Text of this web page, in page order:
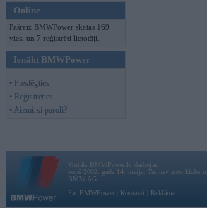
Online
Pašreiz BMWPower skatās 169
viesi un 7 reģistrēti lietotāji.
Ienākt BMWPower
• Pieslēgties
• Reģistrēties
• Aizmirsi paroli?
Vortāls BMWPower.lv darbojas
kopš 2002. gada 14. maija. Tas nav auto klubs
BMW AG.
Par BMWPower
Kontakti Reklāma